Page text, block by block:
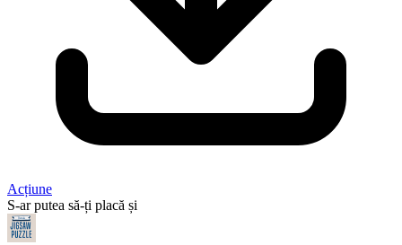
Acțiune
S-ar putea să-ți placă și